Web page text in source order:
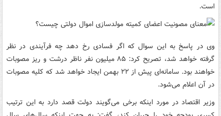
است.
وی در پاسخ به این سوال که اگر فسادی رخ دهد چه فرآیندی در نظر
گرفته خواهد شد، تصریح کرد: ۸۵ میلیون نفر ناظر درشت و ریز مصوبات
خواهند بود. سامانه‌ای پیش از ۲۲ بهمن ایجاد خواهد شد که کلیه مصوبات
در آن اعلام می‌شود.
وزیر اقتصاد در مورد اینکه برخی می‌گویند دولت قصد دارد به این ترتیب